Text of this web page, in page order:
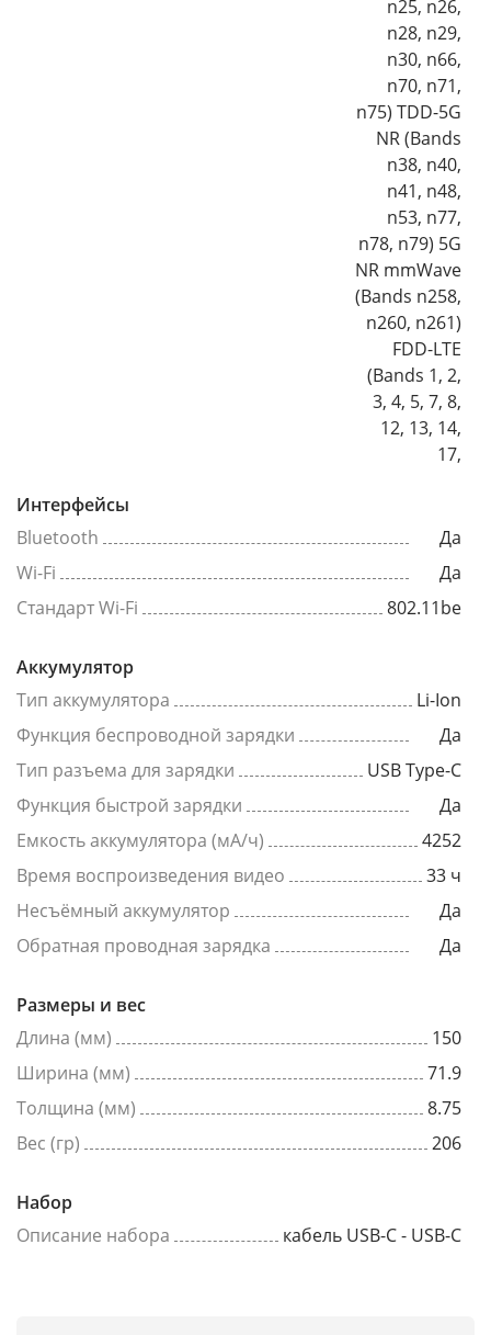
n25, n26,
n28, n29,
n30, n66,
n70, n71,
n75) TDD-5G
NR (Bands
n38, n40,
n41, n48,
n53, n77,
n78, n79) 5G
NR mmWave
(Bands n258,
n260, n261)
FDD-LTE
(Bands 1, 2,
3, 4, 5, 7, 8,
12, 13, 14,
17,
Интерфейсы
Bluetooth
Да
Wi-Fi
Да
Стандарт Wi-Fi
802.11be
Аккумулятор
Тип аккумулятора
Li-Ion
Функция беспроводной зарядки
Да
Тип разъема для зарядки
USB Type-C
Функция быстрой зарядки
Да
Емкость аккумулятора (мА/ч)
4252
Время воспроизведения видео
33 ч
Несъёмный аккумулятор
Да
Обратная проводная зарядка
Да
Размеры и вес
Длина (мм)
150
Ширина (мм)
71.9
Толщина (мм)
8.75
Вес (гр)
206
Набор
Описание набора
кабель USB-C - USB-C